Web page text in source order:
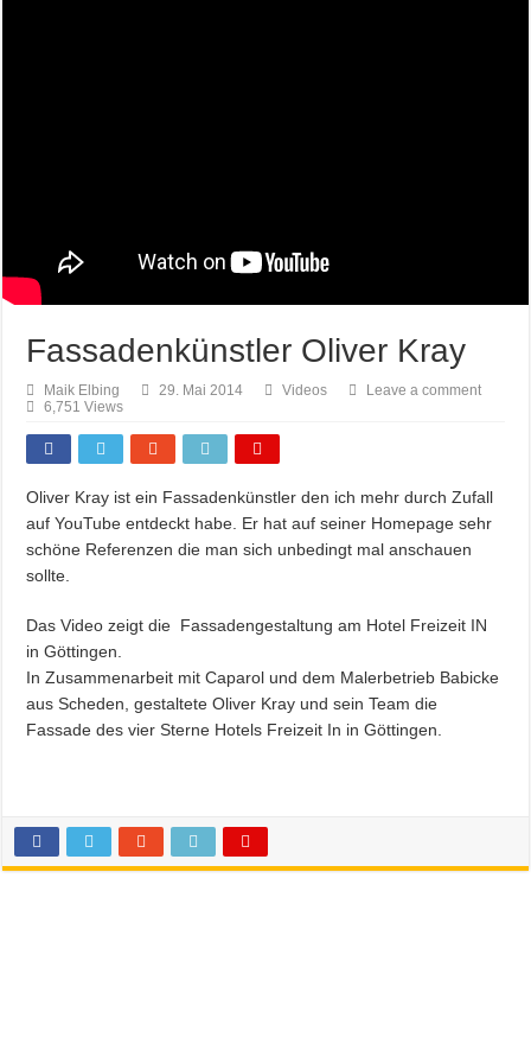
Fassadenkünstler Oliver Kray
Maik Elbing 29. Mai 2014 Videos
Leave a comment
6,751 Views
Oliver Kray ist ein Fassadenkünstler den ich mehr durch Zufall
auf YouTube entdeckt habe. Er hat auf seiner Homepage sehr
schöne Referenzen die man sich unbedingt mal anschauen
sollte.
Das Video zeigt die Fassadengestaltung am Hotel Freizeit IN
in Göttingen.
In Zusammenarbeit mit Caparol und dem Malerbetrieb Babicke
aus Scheden, gestaltete Oliver Kray und sein Team die
Fassade des vier Sterne Hotels Freizeit In in Göttingen.